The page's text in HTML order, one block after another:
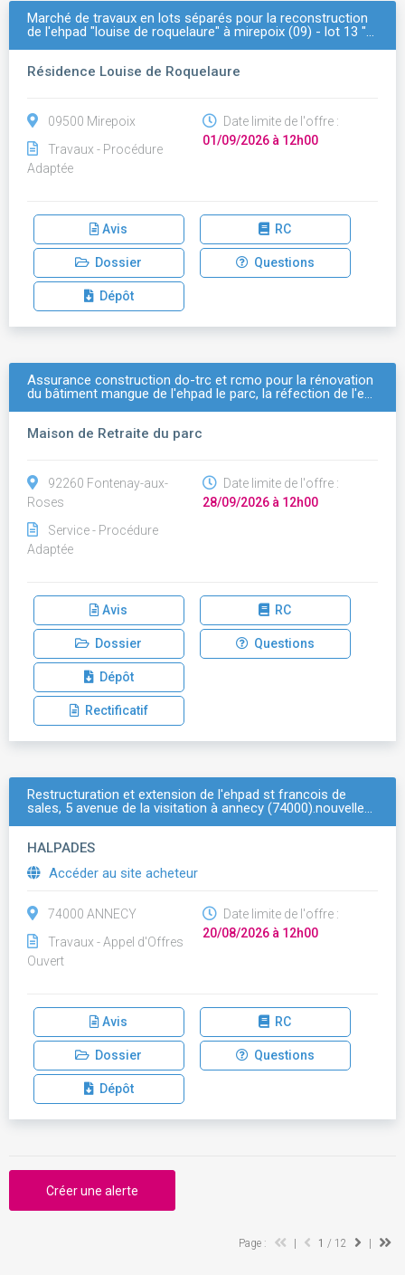
Marché de travaux en lots séparés pour la reconstruction
de l'ehpad "louise de roquelaure" à mirepoix (09) - lot 13 "…
Résidence Louise de Roquelaure
09500 Mirepoix
Travaux - Procédure
Adaptée
Date limite de l'offre :
01/09/2026 à 12h00
Avis RC
Dossier Questions
Dépôt
Assurance construction do-trc et rcmo pour la rénovation
du bâtiment mangue de l'ehpad le parc, la réfection de l'e…
Maison de Retraite du parc
92260 Fontenay-aux-
Roses
Service - Procédure
Adaptée
Date limite de l'offre :
28/09/2026 à 12h00
Avis RC
Dossier Questions
Dépôt
Rectificatif
Restructuration et extension de l'ehpad st francois de
sales, 5 avenue de la visitation à annecy (74000).nouvelle…
HALPADES
Accéder au site acheteur
74000 ANNECY
Travaux - Appel d'Offres
Ouvert
Date limite de l'offre :
20/08/2026 à 12h00
Avis RC
Dossier Questions
Dépôt
Créer une alerte
Page : 1 / 12